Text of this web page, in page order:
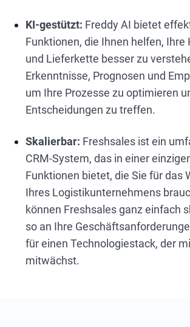
KI-gestützt: Freddy AI bietet
Funktionen, die Ihnen helfen, Ihre
und Lieferkette besser zu
Erkenntnisse, Prognosen und
um Ihre Prozesse zu optimieren
Entscheidungen zu treffen.
Skalierbar: Freshsales ist ein
CRM-System, das in einer
Funktionen bietet, die Sie für das
Ihres Logistikunternehmens
können Freshsales ganz einfach
so an Ihre
für einen Technologiestack, der
mitwächst.